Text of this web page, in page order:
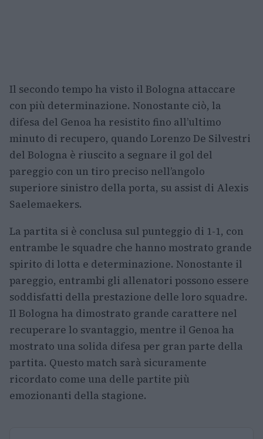
Il secondo tempo ha visto il Bologna attaccare
con più determinazione. Nonostante ciò, la
difesa del Genoa ha resistito fino all’ultimo
minuto di recupero, quando Lorenzo De Silvestri
del Bologna è riuscito a segnare il gol del
pareggio con un tiro preciso nell’angolo
superiore sinistro della porta, su assist di Alexis
Saelemaekers.
La partita si è conclusa sul punteggio di 1-1, con
entrambe le squadre che hanno mostrato grande
spirito di lotta e determinazione. Nonostante il
pareggio, entrambi gli allenatori possono essere
soddisfatti della prestazione delle loro squadre.
Il Bologna ha dimostrato grande carattere nel
recuperare lo svantaggio, mentre il Genoa ha
mostrato una solida difesa per gran parte della
partita. Questo match sarà sicuramente
ricordato come una delle partite più
emozionanti della stagione.